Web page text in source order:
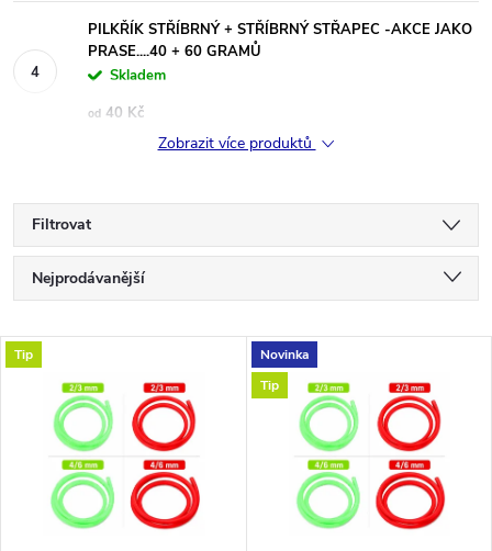
PILKŘÍK STŘÍBRNÝ + STŘÍBRNÝ STŘAPEC -AKCE JAKO
PRASE....40 + 60 GRAMŮ
Skladem
od 40 Kč
Zobrazit více produktů
Filtrovat
Ř
a
Nejprodávanější
Nejdražší
Abecedně
V
Tip
Novinka
Tip